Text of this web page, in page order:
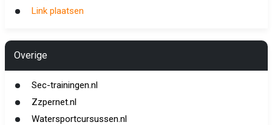
Link plaatsen
Overige
Sec-trainingen.nl
Zzpernet.nl
Watersportcursussen.nl